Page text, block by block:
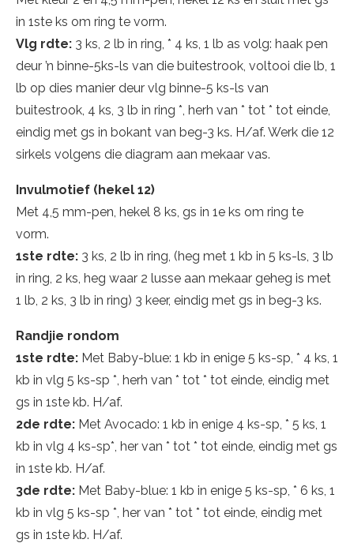
in 1ste ks om ring te vorm.
Vlg rdte: 3 ks, 2 lb in ring, * 4 ks, 1 lb as volg: haak pen
deur ’n binne-5ks-ls van die buitestrook, voltooi die lb, 1
lb op dies manier deur vlg binne-5 ks-ls van
buitestrook, 4 ks, 3 lb in ring *, herh van * tot * tot einde,
eindig met gs in bokant van beg-3 ks. H/af. Werk die 12
sirkels volgens die diagram aan mekaar vas.
Invulmotief (hekel 12)
Met 4,5 mm-pen, hekel 8 ks, gs in 1e ks om ring te
vorm.
1ste rdte: 3 ks, 2 lb in ring, (heg met 1 kb in 5 ks-ls, 3 lb
in ring, 2 ks, heg waar 2 lusse aan mekaar geheg is met
1 lb, 2 ks, 3 lb in ring) 3 keer, eindig met gs in beg-3 ks.
Randjie rondom
1ste rdte: Met Baby-blue: 1 kb in enige 5 ks-sp, * 4 ks, 1
kb in vlg 5 ks-sp *, herh van * tot * tot einde, eindig met
gs in 1ste kb. H/af.
2de rdte: Met Avocado: 1 kb in enige 4 ks-sp, * 5 ks, 1
kb in vlg 4 ks-sp*, her van * tot * tot einde, eindig met gs
in 1ste kb. H/af.
3de rdte: Met Baby-blue: 1 kb in enige 5 ks-sp, * 6 ks, 1
kb in vlg 5 ks-sp *, her van * tot * tot einde, eindig met
gs in 1ste kb. H/af.